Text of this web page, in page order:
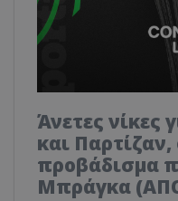
Άνετες νίκες
και Παρτίζαν,
προβάδισμα
Μπράγκα